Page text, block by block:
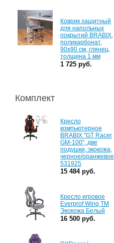
Коврик защитный
для напольных
покрытий BRABIX,
поликарбонат,
90х90 см, глянец,
толщина 1 мм
1 725 руб.
Комплект
Кресло
компьютерное
BRABIX "GT Racer
GM-100", две
подушки, экокожа,
черное/оранжевое,
531925
15 484 руб.
Кресло игровое
Everprof Wing TM
Экокожа Белый
16 500 руб.